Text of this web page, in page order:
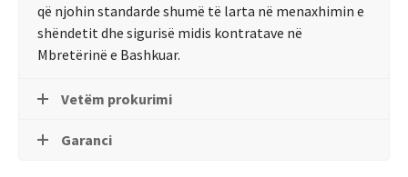
që njohin standarde shumë të larta në menaxhimin e
shëndetit dhe sigurisë midis kontratave në
Mbretërinë e Bashkuar.
Vetëm prokurimi
Garanci